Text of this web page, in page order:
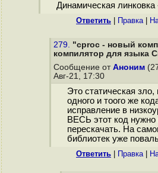
Динамическая линковка
Ответить Правка|
279. "cproc - новый
компилятор для языка
Сообщение от Аноним
Авг-21, 17:30
Это статическая зло,
одного и тоого же
исправление в
ВЕСЬ этот код нужно
перескачать. На
библиотек уже
Ответить Правка|